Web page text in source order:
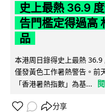
史上最熱 36.9
告門檻定得過高
品
本港周日錄得史上最熱
僅發黃色工作暑熱警告。前
「香港暑熱指數」為基...
分享